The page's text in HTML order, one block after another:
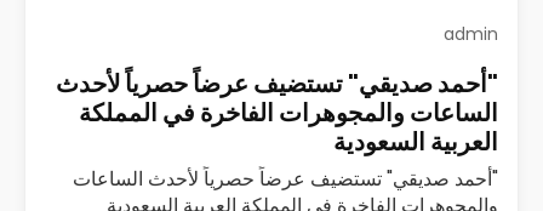
admin
"أحمد صديقي" تستضيف عرضاً حصرياً لأحدث
الساعات والمجوهرات الفاخرة في المملكة
العربية السعودية
"أحمد صديقي" تستضيف عرضاً حصرياً لأحدث الساعات
والمجوهرات الفاخرة في المملكة العربية السعودية